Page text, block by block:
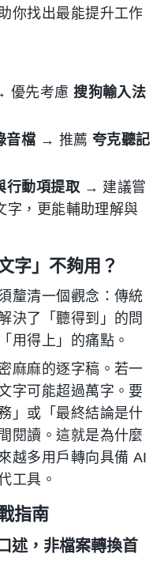
你找出最能提升工作
優先考慮搜狗輸入法
音檔 → 推薦夸克聽記
行動項提取→ 建議嘗
字，更能輔助理解與
字」不夠用？
釐清一個觀念：傳統
決了「聽得到」的問
用得上」的痛點。
麻麻的逐字稿。若一
字可能超過萬字。要
」或「最終結論是什
閱讀。這就是為什麼
越多用戶轉向具備 AI
工具。
指南
述，非檔案轉換首